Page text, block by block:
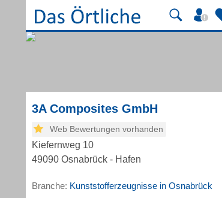
3A Composites GmbH
Web Bewertungen vorhanden
Kiefernweg 10
49090 Osnabrück - Hafen
Branche: Kunststofferzeugnisse in Osnabrück